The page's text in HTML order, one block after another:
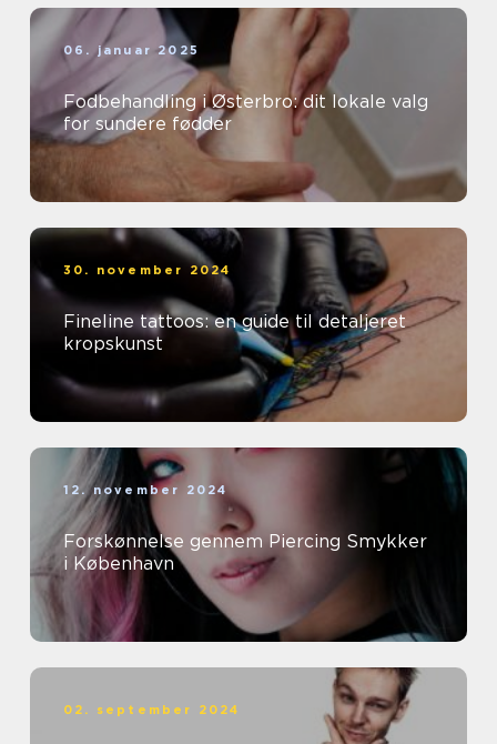
06. januar 2025
Fodbehandling i Østerbro: dit lokale valg
for sundere fødder
30. november 2024
Fineline tattoos: en guide til detaljeret
kropskunst
12. november 2024
Forskønnelse gennem Piercing Smykker
i København
02. september 2024